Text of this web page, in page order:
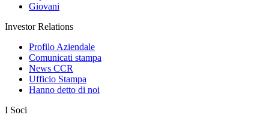
Giovani
Investor Relations
Profilo Aziendale
Comunicati stampa
News CCR
Ufficio Stampa
Hanno detto di noi
I Soci